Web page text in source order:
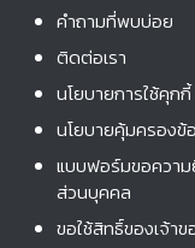
คําถามที่พบบ่อย
ติดต่อเรา
นโยบายการใช้คุกกี้
นโยบายคุ้มครอง
แบบฟอร์มขอควา
ส่วนบุคคล
ขอใช้สิทธิ์ของเจ้า